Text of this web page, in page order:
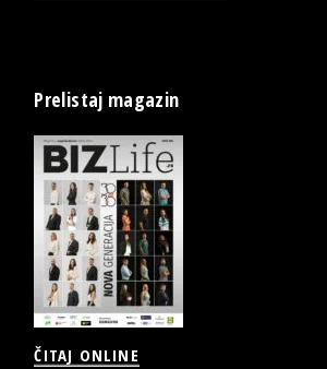
Prelistaj magazin
ČITAJ ONLINE